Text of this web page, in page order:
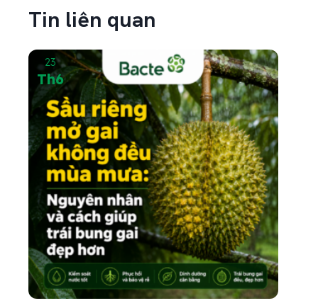
Tin liên quan
23
Th6